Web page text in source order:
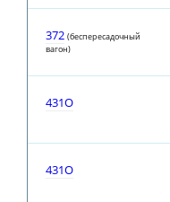
372 (беспересадочный
вагон)
431О
431О